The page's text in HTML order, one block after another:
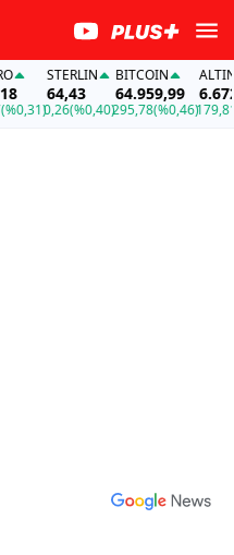
STERLIN
64,43
0,26(%0,40)
BITCOIN
64.959,99
295,78(%0,46)
ALTIN
179,81